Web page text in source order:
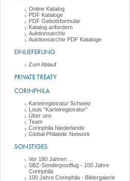
Online Katalog
PDF Kataloge
PDF Gebotsformular
Katalog anfordern
Auktionsarchiv
Auktionsarchiv PDF Kataloge
EINLIEFERUNG
Zum Ablauf
PRIVATE TREATY
CORINPHILA
Karteiregistratur Schweiz
Louis "Karteiregistratur"
Über uns
Team
Corinphila Niederlande
Global Philatelic Network
SONSTIGES
Vor 180 Jahren ...
SBZ-Sonderpostflug - 100 Jahre
Corinphila
100 Jahre Corinphila - Bildergalerie